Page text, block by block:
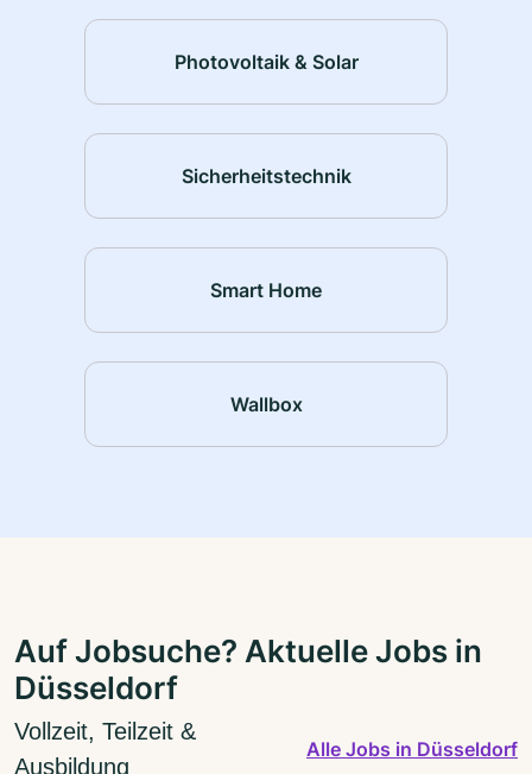
Photovoltaik & Solar
Sicherheitstechnik
Smart Home
Wallbox
Auf Jobsuche? Aktuelle Jobs in
Düsseldorf
Vollzeit, Teilzeit &
Ausbildung
Alle Jobs in Düsseldorf